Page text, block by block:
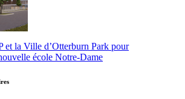
et la Ville d’Otterburn Park pour
école Notre-Dame